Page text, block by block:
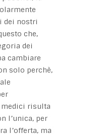
dei nostri
che,
dei
cambiare
solo perchè,
medici risulta
l’unica, per
l’offerta, ma